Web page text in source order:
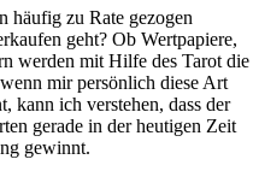
häufig zu Rate gezogen
geht? Ob Wert­pa­piere,
werden mit Hilfe des Tarot die
mir per­sön­lich diese Art
kann ich ver­stehen, dass der
gerade in der heu­tigen Zeit
gewinnt.